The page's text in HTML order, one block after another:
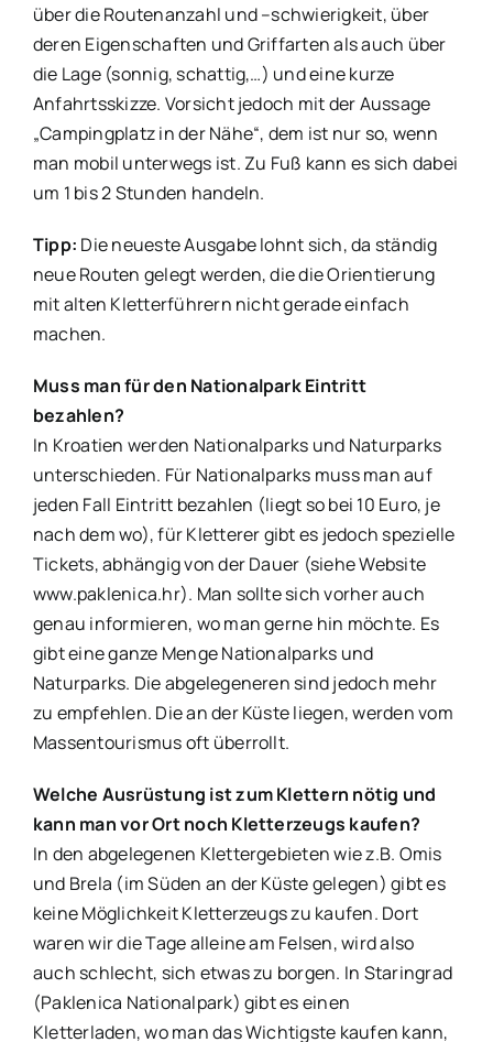
über die Routenanzahl und –schwierigkeit, über
deren Eigenschaften und Griffarten als auch über
die Lage (sonnig, schattig,…) und eine kurze
Anfahrtsskizze. Vorsicht jedoch mit der Aussage
„Campingplatz in der Nähe“, dem ist nur so, wenn
man mobil unterwegs ist. Zu Fuß kann es sich dabei
um 1 bis 2 Stunden handeln.
Tipp: Die neueste Ausgabe lohnt sich, da ständig
neue Routen gelegt werden, die die Orientierung
mit alten Kletterführern nicht gerade einfach
machen.
Muss man für den Nationalpark Eintritt
bezahlen?
In Kroatien werden Nationalparks und Naturparks
unterschieden. Für Nationalparks muss man auf
jeden Fall Eintritt bezahlen (liegt so bei 10 Euro, je
nach dem wo), für Kletterer gibt es jedoch spezielle
Tickets, abhängig von der Dauer (siehe Website
www.paklenica.hr). Man sollte sich vorher auch
genau informieren, wo man gerne hin möchte. Es
gibt eine ganze Menge Nationalparks und
Naturparks. Die abgelegeneren sind jedoch mehr
zu empfehlen. Die an der Küste liegen, werden vom
Massentourismus oft überrollt.
Welche Ausrüstung ist zum Klettern nötig und
kann man vor Ort noch Kletterzeugs kaufen?
In den abgelegenen Klettergebieten wie z.B. Omis
und Brela (im Süden an der Küste gelegen) gibt es
keine Möglichkeit Kletterzeugs zu kaufen. Dort
waren wir die Tage alleine am Felsen, wird also
auch schlecht, sich etwas zu borgen. In Staringrad
(Paklenica Nationalpark) gibt es einen
Kletterladen, wo man das Wichtigste kaufen kann,